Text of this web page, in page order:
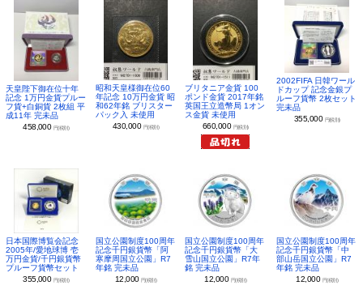
天皇陛下御在位十年
記念 1万円金貨プルー
フ貨+白銅貨 2枚組 平
成11年 完未品
458,000 円(税別)
昭和天皇様御在位60
年記念 10万円金貨 昭
和62年銘 ブリスター
パック入 未使用
430,000 円(税別)
ブリタニア金貨 100
ポンド金貨 2017年銘
英国王立造幣局 1オン
ス金貨 未使用
660,000 円(税別)
2002FIFA 日韓ワール
ドカップ 記念金銀プ
ルーフ貨幣 2枚セット
完未品
355,000 円(税別)
日本国際博覧会記念
2005年/愛地球博 壱
万円金貨/千円銀貨幣
プルーフ貨幣セット
355,000 円(税別)
国立公園制度100周年
記念千円銀貨幣「阿
寒摩周国立公園」R7
年銘 完未品
12,000 円(税別)
国立公園制度100周年
記念千円銀貨幣「大
雪山国立公園」R7年
銘 完未品
12,000 円(税別)
国立公園制度100周年
記念千円銀貨幣「中
部山岳国立公園」R7
年銘 完未品
12,000 円(税別)